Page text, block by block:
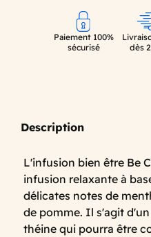
Paiement 100%
sécurisé
dès
Description
L'infusion bien être Be
infusion relaxante à
délicates notes de
de pomme. Il s'agit
théine qui pourra être